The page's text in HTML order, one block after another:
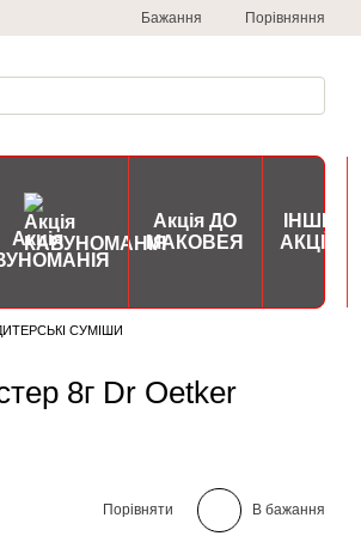
Бажання Порівняння
Акція
Акція ДО
МАКОВЕЯ
ІНШІ
АКЦІЇ
СУМІШИ
8г Dr Oetker
Порівняти В бажання